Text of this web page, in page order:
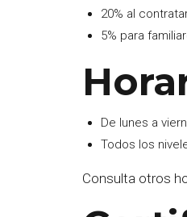
20% al
5% para
De lunes a
Todos los
Consulta otros